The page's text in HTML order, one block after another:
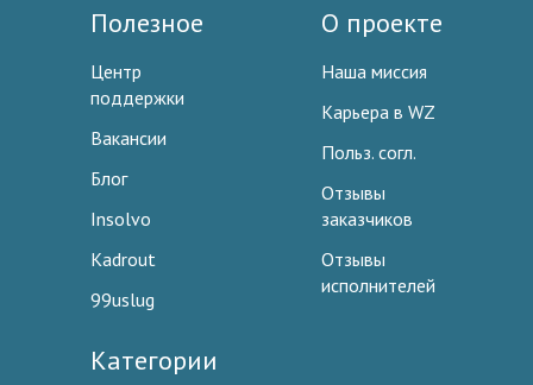
Полезное
Центр
поддержки
Вакансии
Блог
Insolvo
Kadrout
99uslug
О проекте
Наша миссия
Карьера в WZ
Польз. согл.
Отзывы
заказчиков
Отзывы
исполнителей
Категории